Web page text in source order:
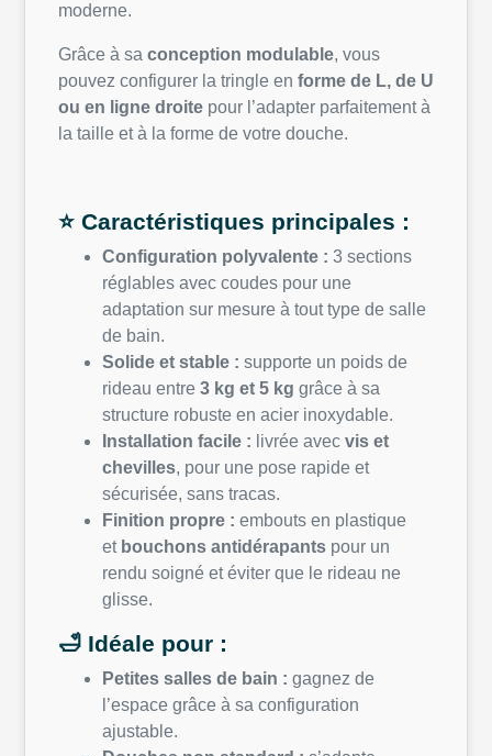
moderne.
Grâce à sa conception modulable, vous
pouvez configurer la tringle en forme de L, de U
ou en ligne droite pour l’adapter parfaitement à
la taille et à la forme de votre douche.
⭐ Caractéristiques principales :
Configuration polyvalente : 3 sections
réglables avec coudes pour une
adaptation sur mesure à tout type de salle
de bain.
Solide et stable : supporte un poids de
rideau entre 3 kg et 5 kg grâce à sa
structure robuste en acier inoxydable.
Installation facile : livrée avec vis et
chevilles, pour une pose rapide et
sécurisée, sans tracas.
Finition propre : embouts en plastique
et bouchons antidérapants pour un
rendu soigné et éviter que le rideau ne
glisse.
🛁 Idéale pour :
Petites salles de bain : gagnez de
l’espace grâce à sa configuration
ajustable.